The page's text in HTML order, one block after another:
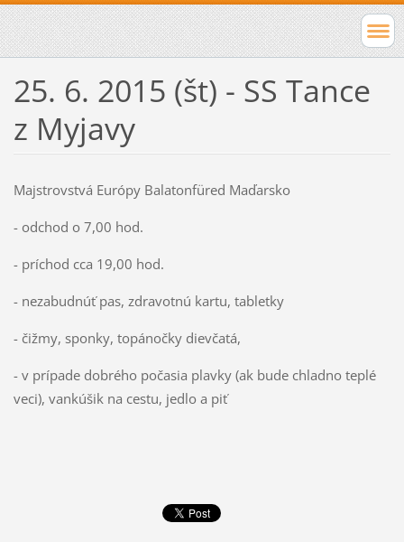
25. 6. 2015 (št) - SS Tance
z Myjavy
Majstrovstvá Európy Balatonfüred Maďarsko
- odchod o 7,00 hod.
- príchod cca 19,00 hod.
- nezabudnúť pas, zdravotnú kartu, tabletky
- čižmy, sponky, topánočky dievčatá,
- v prípade dobrého počasia plavky (ak bude chladno teplé
veci), vankúšik na cestu, jedlo a piť